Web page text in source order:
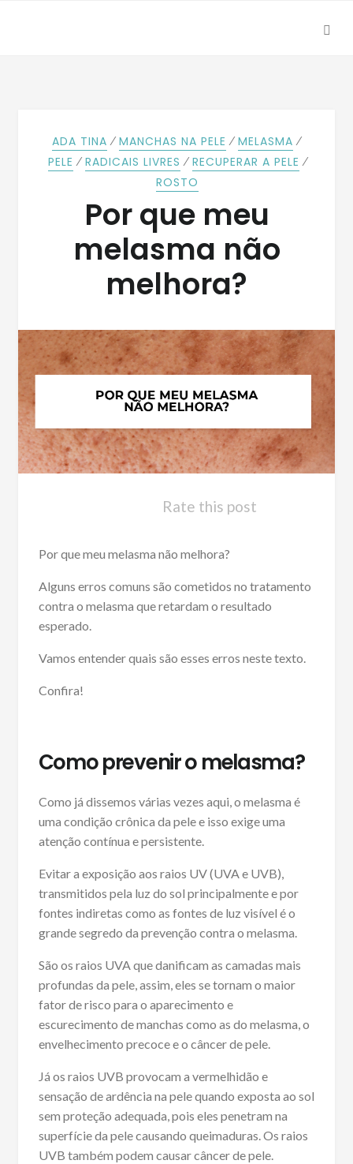
ADA TINA ⁄ MANCHAS NA PELE ⁄ MELASMA ⁄
PELE ⁄ RADICAIS LIVRES ⁄ RECUPERAR A PELE ⁄
ROSTO
Por que meu
melasma não
melhora?
Rate this post
Por que meu melasma não melhora?
Alguns erros comuns são cometidos no tratamento
contra o melasma que retardam o resultado
esperado.
Vamos entender quais são esses erros neste texto.
Confira!
Como prevenir o melasma?
Como já dissemos várias vezes aqui, o melasma é
uma condição crônica da pele e isso exige uma
atenção contínua e persistente.
Evitar a exposição aos raios UV (UVA e UVB),
transmitidos pela luz do sol principalmente e por
fontes indiretas como as fontes de luz visível é o
grande segredo da prevenção contra o melasma.
São os raios UVA que danificam as camadas mais
profundas da pele, assim, eles se tornam o maior
fator de risco para o aparecimento e
escurecimento de manchas como as do melasma, o
envelhecimento precoce e o câncer de pele.
Já os raios UVB provocam a vermelhidão e
sensação de ardência na pele quando exposta ao sol
sem proteção adequada, pois eles penetram na
superfície da pele causando queimaduras. Os raios
UVB também podem causar câncer de pele.